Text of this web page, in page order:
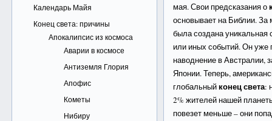
Календарь Майя
Конец света: причины
Апокалипсис из космоса
Аварии в космосе
Антиземля Глория
Апофис
Кометы
Нибиру
мая. Свои предсказания о
основывает на Библии.
была создана уникальная
или иных событий. Он уже
наводнение в Австралии,
Японии. Теперь,
глобальныйконец света:
2% жителей нашей
повезет меньше – они